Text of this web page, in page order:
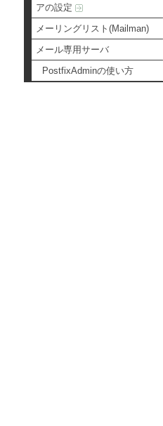
アの設定
メーリングリスト(Mailman)
メール専用サーバ
PostfixAdminの使い方